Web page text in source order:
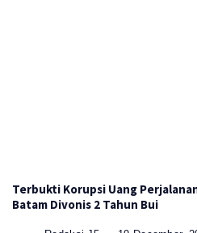
Terbukti Korupsi Uang
Batam Divonis 2 Tahun Bui